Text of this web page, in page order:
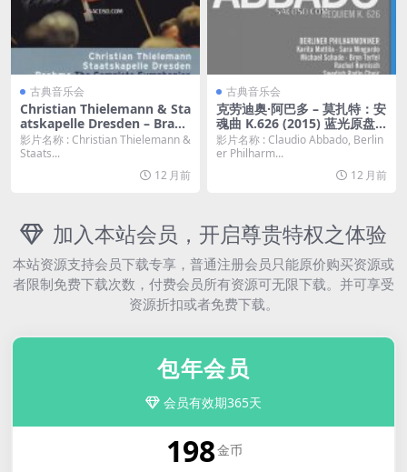
古典音乐会
Christian Thielemann & Sta
atskapelle Dresden – Brah
ms: The Complete Sympho
nies (2014) 2BD 蓝光原盘 [B
影片名称 : Christian Thielemann &
Staats...
12 月前
古典音乐会
克劳迪奥·阿巴多 – 莫扎特：安
魂曲 K.626 (2015) 蓝光原盘
[BDMV 14.35G]
影片名称 : Claudio Abbado, Berlin
er Philharm...
12 月前
加入本站会员，开启尊贵特权之体验
本站资源支持会员下载专享，普通注册会员只能原价购买资源或
者限制免费下载次数，付费会员所有资源可无限下载。并可享受
资源折扣或者免费下载。
包年会员
会员有效期365天
198金币